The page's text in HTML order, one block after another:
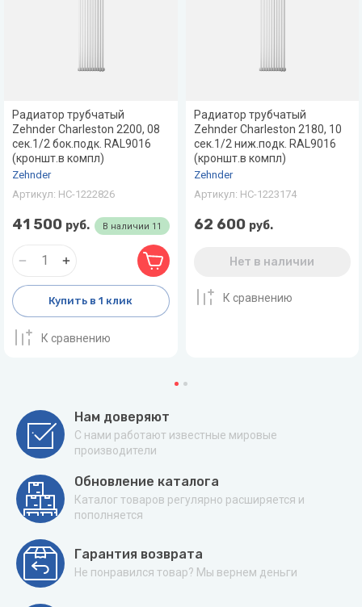
Радиатор трубчатый
Zehnder Charleston 2200, 08
сек.1/2 бок.подк. RAL9016
(кроншт.в компл)
Zehnder
Артикул: НС-1222826
В наличии 11
41 500 руб.
Купить в 1 клик
К сравнению
Радиатор трубчатый
Zehnder Charleston 2180, 10
сек.1/2 ниж.подк. RAL9016
(кроншт.в компл)
Zehnder
Артикул: НС-1223174
62 600 руб.
Нет в наличии
К сравнению
Нам доверяют
С нами работают известные мировые
производители
Обновление каталога
Каталог товаров регулярно расширяется и
пополняется
Гарантия возврата
Не понравился товар? Мы вернем деньги